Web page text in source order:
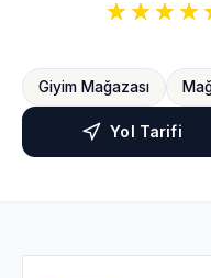
Giyim Mağazası
Yol Tarifi